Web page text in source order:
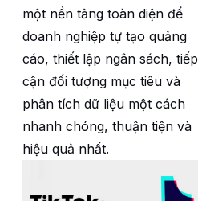
một nền tảng toàn diện để
doanh nghiệp tự tạo quảng
cáo, thiết lập ngân sách, tiếp
cận đối tượng mục tiêu và
phân tích dữ liệu một cách
nhanh chóng, thuận tiện và
hiệu quả nhất.